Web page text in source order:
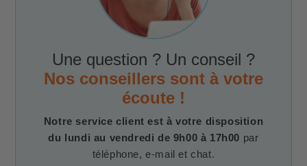
Une question ? Un conseil ?
Nos conseillers sont à votre
écoute !
Notre service client est à votre disposition
du lundi au vendredi de 9h00 à 17h00 par
téléphone, e-mail et chat.